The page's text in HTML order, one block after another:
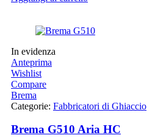
In evidenza
Anteprima
Wishlist
Compare
Brema
Categorie: Fabbricatori di Ghiaccio
Brema G510 Aria HC